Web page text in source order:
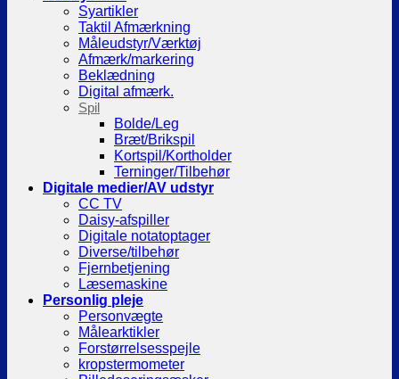
Syartikler
Taktil Afmærkning
Måleudstyr/Værktøj
Afmærk/markering
Beklædning
Digital afmærk.
Spil
Bolde/Leg
Bræt/Brikspil
Kortspil/Kortholder
Terninger/Tilbehør
Digitale medier/AV udstyr
CC TV
Daisy-afspiller
Digitale notatoptager
Diverse/tilbehør
Fjernbetjening
Læsemaskine
Personlig pleje
Personvægte
Målearktikler
Forstørrelsesspejle
kropstermometer